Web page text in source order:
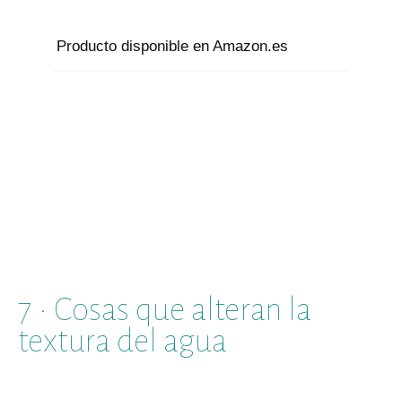
Producto disponible en Amazon.es
7 · Cosas que alteran la
textura del agua